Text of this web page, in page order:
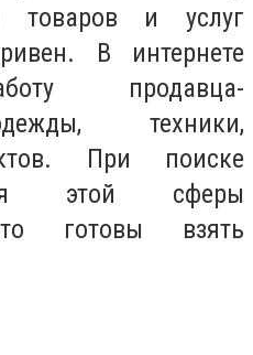
товаров и услуг
В интернете
продавца-
техники,
При поиске
этой сферы
готовы взять